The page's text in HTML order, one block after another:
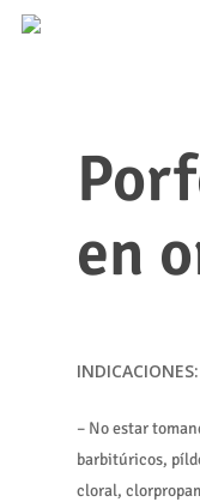
Skip
en
INDICACIONES:
– No estar
barbitúricos,
cloral,